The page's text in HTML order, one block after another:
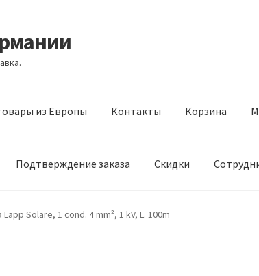
из Европы Контакты Корзина
Подтверждение заказа Скидки
Европы Контакты Корзина Мой аккаунт
Solare, 1 cond. 4 mm², 1 kV, L. 100m